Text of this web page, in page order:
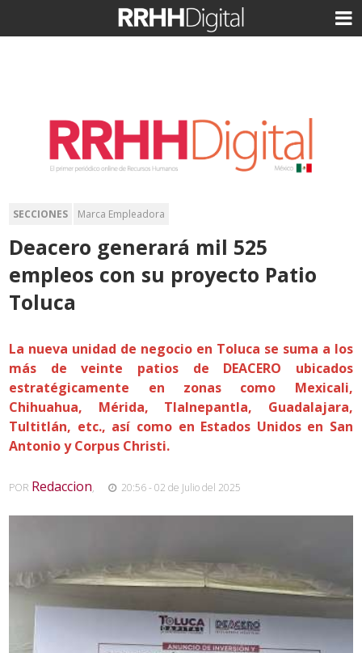
SECCIONES Marca Empleadora
Deacero generará mil 525
empleos con su proyecto Patio
Toluca
La nueva unidad de negocio en Toluca se suma a los
más de veinte patios de DEACERO ubicados
estratégicamente en zonas como Mexicali,
Chihuahua, Mérida, Tlalnepantla, Guadalajara,
Tultitlán, etc., así como en Estados Unidos en San
Antonio y Corpus Christi.
POR Redaccion, 20:56 - 02 de Julio del 2025